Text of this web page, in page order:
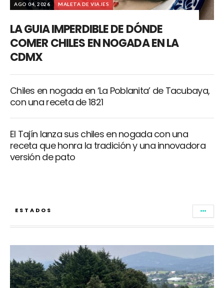
AGO 04, 2026 MALETA DE VIAJES
LA GUIA IMPERDIBLE DE DÓNDE
COMER CHILES EN NOGADA EN LA
CDMX
Chiles en nogada en ‘La Poblanita’ de Tacubaya,
con una receta de 1821
El Tajín lanza sus chiles en nogada con una
receta que honra la tradición y una innovadora
versión de pato
ESTADOS